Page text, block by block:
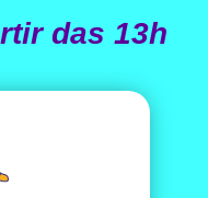
das 13h